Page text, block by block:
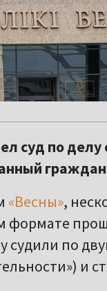
суд по
«Весны»,
формате
судили по
и